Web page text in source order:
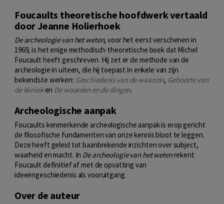
Foucaults theoretische hoofdwerk vertaald
door Jeanne Holierhoek
De archeologie van het weten, voor het eerst verschenen in
1969, is het enige methodisch-theoretische boek dat Michel
Foucault heeft geschreven. Hij zet er de methode van de
archeologie in uiteen, die hij toepast in enkele van zijn
bekendste werken: Geschiedenis van de waanzin, Geboorte van
de klinieken De woorden en de dingen.
Archeologische aanpak
Foucaults kenmerkende archeologische aanpak is erop gericht
de filosofische fundamenten van onze kennis bloot te leggen.
Deze heeft geleid tot baanbrekende inzichten over subject,
waarheid en macht. In De archeologie van het wetenrekent
Foucault definitief af met de opvatting van
ideeëngeschiedenis als vooruitgang.
Over de auteur